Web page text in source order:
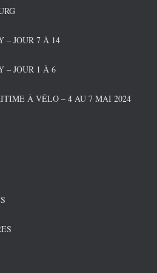
– JOUR 7 À 14
– JOUR 1 À 6
À VÉLO – 4 AU 7 MAI 2024